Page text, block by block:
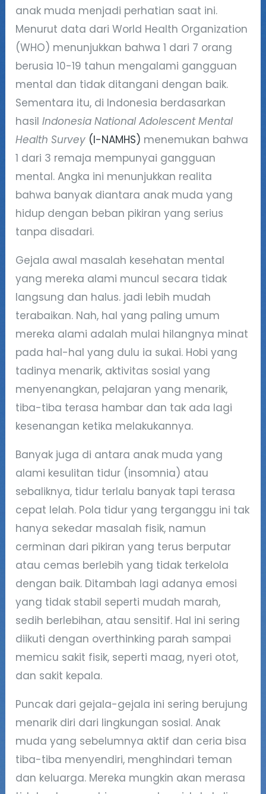
anak muda menjadi perhatian saat ini.
Menurut data dari World Health Organization
(WHO) menunjukkan bahwa 1 dari 7 orang
berusia 10-19 tahun mengalami gangguan
mental dan tidak ditangani dengan baik.
Sementara itu, di Indonesia berdasarkan
hasilIndonesia National Adolescent Mental
Health Survey (I-NAMHS) menemukan bahwa
1 dari 3 remaja mempunyai gangguan
mental. Angka ini menunjukkan realita
bahwa banyak diantara anak muda yang
hidup dengan beban pikiran yang serius
tanpa disadari.
Gejala awal masalah kesehatan mental
yang mereka alami muncul secara tidak
langsung dan halus. jadi lebih mudah
terabaikan. Nah, hal yang paling umum
mereka alami adalah mulai hilangnya minat
pada hal-hal yang dulu ia sukai. Hobi yang
tadinya menarik, aktivitas sosial yang
menyenangkan, pelajaran yang menarik,
tiba-tiba terasa hambar dan tak ada lagi
kesenangan ketika melakukannya.
Banyak juga di antara anak muda yang
alami kesulitan tidur (insomnia) atau
sebaliknya, tidur terlalu banyak tapi terasa
cepat lelah. Pola tidur yang terganggu ini tak
hanya sekedar masalah fisik, namun
cerminan dari pikiran yang terus berputar
atau cemas berlebih yang tidak terkelola
dengan baik. Ditambah lagi adanya emosi
yang tidak stabil seperti mudah marah,
sedih berlebihan, atau sensitif. Hal ini sering
diikuti dengan overthinking parah sampai
memicu sakit fisik, seperti maag, nyeri otot,
dan sakit kepala.
Puncak dari gejala-gejala ini sering berujung
menarik diri dari lingkungan sosial. Anak
muda yang sebelumnya aktif dan ceria bisa
tiba-tiba menyendiri, menghindari teman
dan keluarga. Mereka mungkin akan merasa